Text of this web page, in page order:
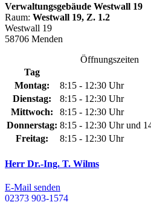
Verwaltungsgebäude Westwall 19
Raum: Westwall 19, Z. 1.2
Westwall 19
58706 Menden
Öffnungszeiten
Tag
Montag:
8:15 - 12:30 Uhr
Dienstag:
8:15 - 12:30 Uhr
Mittwoch:
8:15 - 12:30 Uhr
Donnerstag: 8:15 - 12:30 Uhr und
Freitag:
8:15 - 12:30 Uhr
Herr Dr.-Ing. T. Wilms
E-Mail senden
02373 903-1574